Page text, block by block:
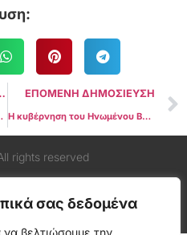
σας δεδομένα
να βελτιώσουμε την
τις μεγάλες δυνάμεις»
ΕΠΟΜΕΝΗ ΔΗΜΟΣΙΕΥΣΗ
Η κυβέρνηση του Ηνωμένου Βασιλείου προωθεί νομοσχέδιο που παρέχει στις αρχές την εξουσία να κατάσχουν κρυπτονομίσματα
rights reserved